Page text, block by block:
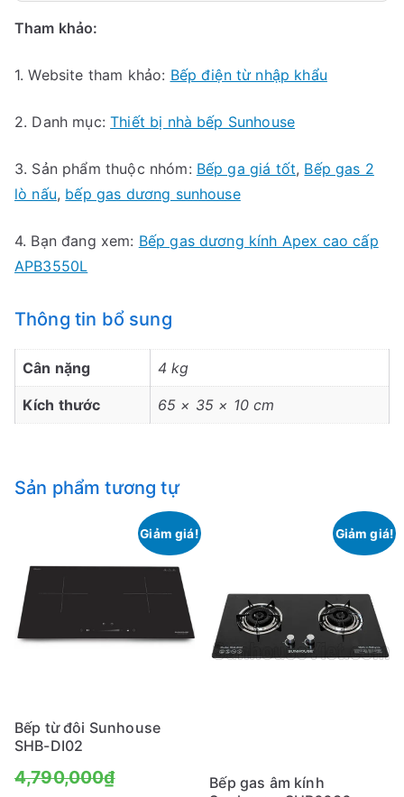
Tham khảo:
1. Website tham khảo: Bếp điện từ nhập khẩu
2. Danh mục:Thiết bị nhà bếp Sunhouse
3. Sản phẩm thuộc nhóm: Bếp ga giá tốt, Bếp gas 2
lò nấu, bếp gas dương sunhouse
4. Bạn đang xem: Bếp gas dương kính Apex cao cấp
APB3550L
Thông tin bổ sung
Cân nặng 4 kg
Kích thước 65 × 35 × 10 cm
Sản phẩm tương tự
Giảm giá!
Bếp từ đôi Sunhouse
SHB-DI02
4,790,000₫Giá
Giảm giá!
Bếp gas âm kính